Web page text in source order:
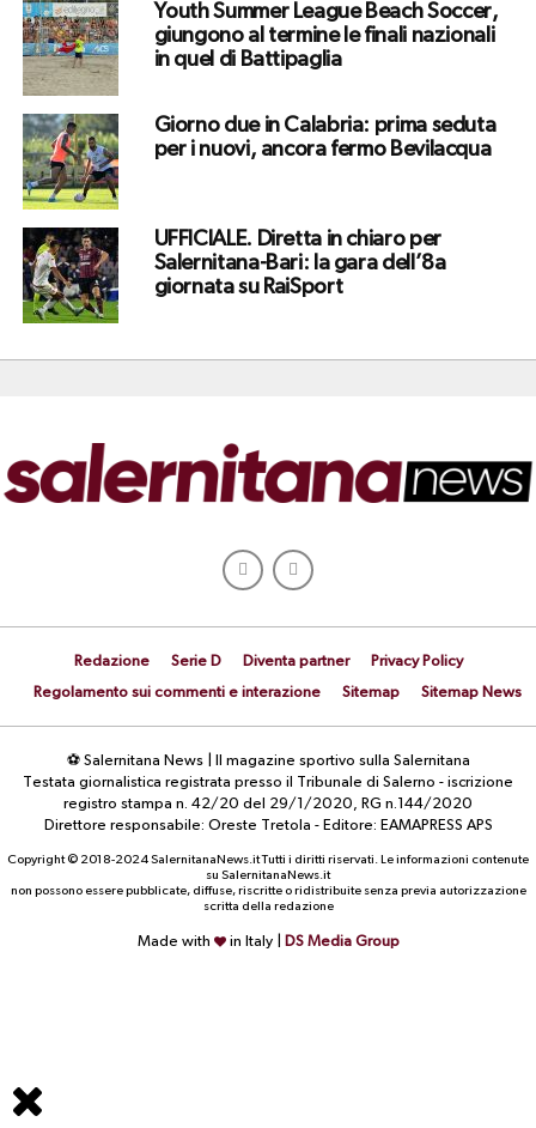
Youth Summer League Beach Soccer,
giungono al termine le finali nazionali
in quel di Battipaglia
Giorno due in Calabria: prima seduta
per i nuovi, ancora fermo Bevilacqua
UFFICIALE. Diretta in chiaro per
Salernitana-Bari: la gara dell’8a
giornata su RaiSport
Redazione Serie D Diventa partner
Privacy Policy
Regolamento sui commenti e interazione
Sitemap Sitemap News
⚽ Salernitana News | Il magazine sportivo sulla Salernitana
Testata giornalistica registrata presso il Tribunale di Salerno - iscrizione
registro stampa n. 42/20 del 29/1/2020, RG n.144/2020
Direttore responsabile: Oreste Tretola - Editore: EAMAPRESS APS
Copyright © 2018-2024 SalernitanaNews.it Tutti i diritti riservati. Le informazioni contenute
su SalernitanaNews.it
non possono essere pubblicate, diffuse, riscritte o ridistribuite senza previa autorizzazione
scritta della redazione
Made with in Italy | DS Media Group